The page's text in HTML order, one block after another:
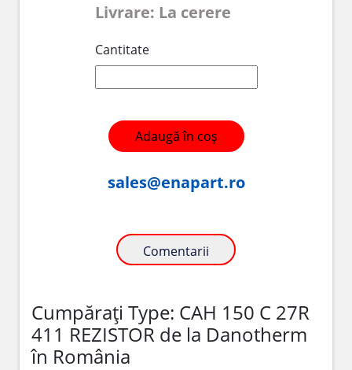
Livrare: La cerere
Cantitate
Adaugă în coș
sales@enapart.ro
Comentarii
Cumpărați Type: CAH 150 C 27R
411 REZISTOR de la Danotherm
în România